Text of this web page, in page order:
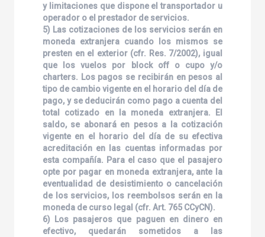
y limitaciones que dispone el transportador u
operador o el prestador de servicios.
5) Las cotizaciones de los servicios serán en
moneda extranjera cuando los mismos se
presten en el exterior (cfr. Res. 7/2002), igual
que los vuelos por block off o cupo y/o
charters. Los pagos se recibirán en pesos al
tipo de cambio vigente en el horario del día de
pago, y se deducirán como pago a cuenta del
total cotizado en la moneda extranjera. El
saldo, se abonará en pesos a la cotización
vigente en el horario del día de su efectiva
acreditación en las cuentas informadas por
esta compañía. Para el caso que el pasajero
opte por pagar en moneda extranjera, ante la
eventualidad de desistimiento o cancelación
de los servicios, los reembolsos serán en la
moneda de curso legal (cfr. Art. 765 CCyCN).
6) Los pasajeros que paguen en dinero en
efectivo, quedarán sometidos a las